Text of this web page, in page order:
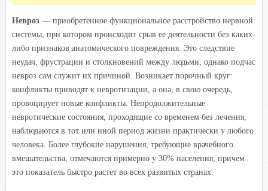
Невроз — приобретенное функциональное расстройство нервной
системы, при котором происходит срыв ее деятельности без каких-
либо признаков анатомического повреждения. Это следствие
неудач, фрустрации и столкновений между людьми, однако подчас
невроз сам служит их причиной. Возникает порочный круг:
конфликты приводят к невротизации, а она, в свою очередь,
провоцирует новые конфликты. Непродолжительные
невротические состояния, проходящие со временем без лечения,
наблюдаются в тот или иной период жизни практически у любого
человека. Более глубокие нарушения, требующие врачебного
вмешательства, отмечаются примерно у 30% населения, причем
это показатель быстро растет во всех развитых странах.